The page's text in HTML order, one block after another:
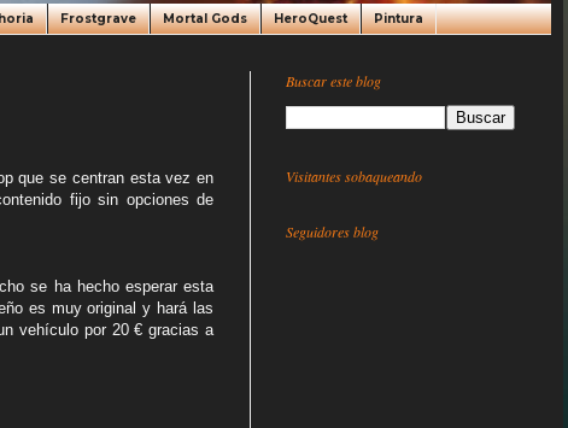
Frostgrave Mortal Gods HeroQuest Pintura
que se centran esta vez en
fijo sin opciones de
se ha hecho esperar esta
es muy original y hará las
vehículo por 20 € gracias a
Buscar este blog
Visitantes sobaqueando
Seguidores blog